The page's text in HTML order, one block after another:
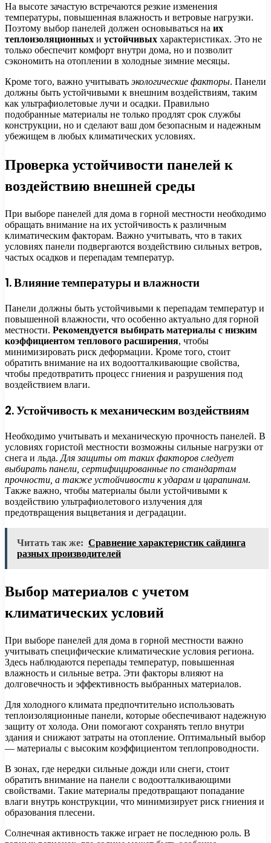
На высоте зачастую встречаются резкие изменения
температуры, повышенная влажность и ветровые нагрузки.
Поэтому выбор панелей должен основываться на их
теплоизоляционных и устойчивых характеристиках. Это не
только обеспечит комфорт внутри дома, но и позволит
сэкономить на отоплении в холодные зимние месяцы.
Кроме того, важно учитывать экологические факторы. Панели
должны быть устойчивыми к внешним воздействиям, таким
как ультрафиолетовые лучи и осадки. Правильно
подобранные материалы не только продлят срок службы
конструкции, но и сделают ваш дом безопасным и надежным
убежищем в любых климатических условиях.
Проверка устойчивости панелей к
воздействию внешней среды
При выборе панелей для дома в горной местности необходимо
обращать внимание на их устойчивость к различным
климатическим факторам. Важно учитывать, что в таких
условиях панели подвергаются воздействию сильных ветров,
частых осадков и перепадам температур.
1. Влияние температуры и влажности
Панели должны быть устойчивыми к перепадам температур и
повышенной влажности, что особенно актуально для горной
местности. Рекомендуется выбирать материалы с низким
коэффициентом теплового расширения, чтобы
минимизировать риск деформации. Кроме того, стоит
обратить внимание на их водоотталкивающие свойства,
чтобы предотвратить процесс гниения и разрушения под
воздействием влаги.
2. Устойчивость к механическим воздействиям
Необходимо учитывать и механическую прочность панелей. В
условиях гористой местности возможны сильные нагрузки от
снега и льда. Для защиты от таких факторов следует
выбирать панели, сертифицированные по стандартам
прочности, а также устойчивости к ударам и царапинам.
Также важно, чтобы материалы были устойчивыми к
воздействию ультрафиолетового излучения для
предотвращения выцветания и деградации.
Читать так же: Сравнение характеристик сайдинга
разных производителей
Выбор материалов с учетом
климатических условий
При выборе панелей для дома в горной местности важно
учитывать специфические климатические условия региона.
Здесь наблюдаются перепады температур, повышенная
влажность и сильные ветра. Эти факторы влияют на
долговечность и эффективность выбранных материалов.
Для холодного климата предпочтительно использовать
теплоизоляционные панели, которые обеспечивают надежную
защиту от холода. Они помогают сохранять тепло внутри
здания и снижают затраты на отопление. Оптимальный выбор
— материалы с высоким коэффициентом теплопроводности.
В зонах, где нередки сильные дожди или снеги, стоит
обратить внимание на панели с водоотталкивающими
свойствами. Такие материалы предотвращают попадание
влаги внутрь конструкции, что минимизирует риск гниения и
образования плесени.
Солнечная активность также играет не последнюю роль. В